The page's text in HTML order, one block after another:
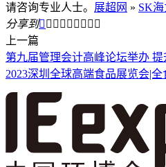
请咨询专业人士。 展超网 » SK
分享到        
上一篇
第九届管理会计高峰论坛举办
2023深圳全球高端食品展览会|全